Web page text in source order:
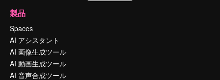
製品
Spaces
AI アシスタント
AI 画像生成ツール
AI 動画生成ツール
AI 音声合成ツール